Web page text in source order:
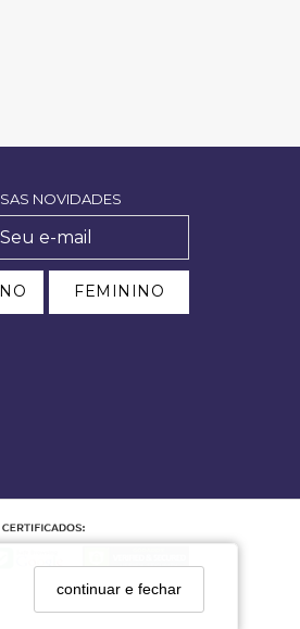
continuar e fechar
NOVIDADES
FEMININO